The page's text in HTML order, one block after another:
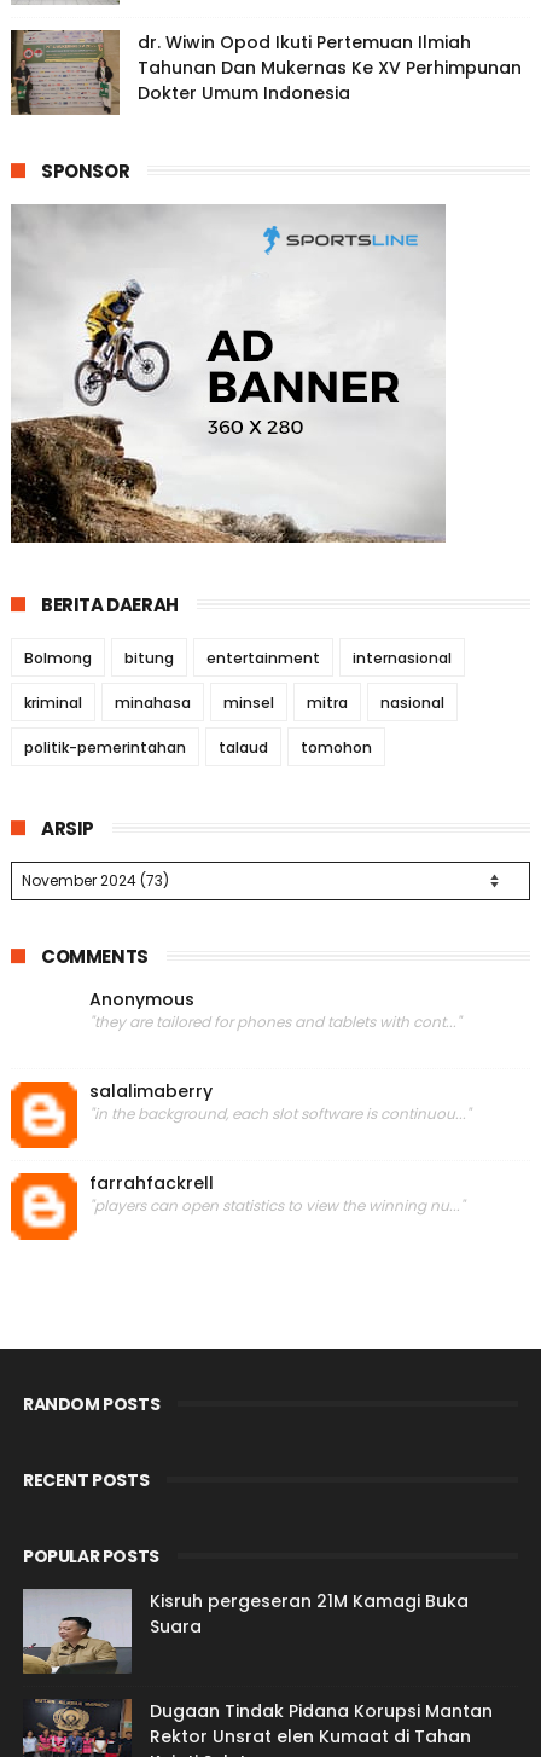
dr. Wiwin Opod Ikuti Pertemuan Ilmiah
Tahunan Dan Mukernas Ke XV Perhimpunan
Dokter Umum Indonesia
SPONSOR
BERITA DAERAH
Bolmong bitung entertainment internasional
kriminal minahasa minsel mitra nasional
politik-pemerintahan talaud tomohon
ARSIP
COMMENTS
Anonymous
"they are tailored for phones and tablets with cont..."
salalimaberry
"in the background, each slot software is continuou..."
farrahfackrell
"players can open statistics to view the winning nu..."
RANDOM POSTS
RECENT POSTS
POPULAR POSTS
Kisruh pergeseran 21M Kamagi Buka
Suara
Dugaan Tindak Pidana Korupsi Mantan
Rektor Unsrat elen Kumaat di Tahan